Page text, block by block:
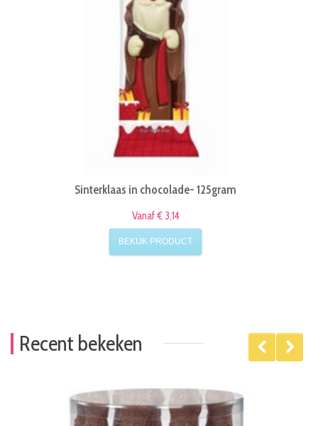
Etna sinterklaas gechocolateerd in cello - 15 cm
Vanaf € 0,90
BEKIJK PRODUCT
Recent bekeken